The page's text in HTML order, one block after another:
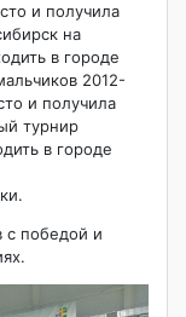
и получила
на
в городе
2012-
и получила
турнир
в городе
с победой и